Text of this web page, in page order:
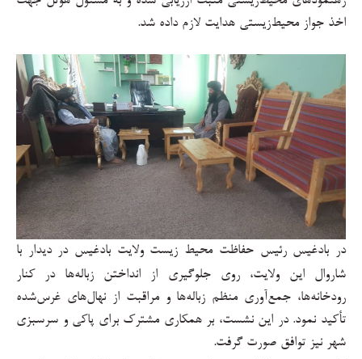
اخذ جواز محیط‌زیستی هدایت لازم داده شد.
در بادغیس رئیس حفاظت محیط زیست ولایت بادغیس در دیدار با
شاروال این ولایت، روی جلوگیری از انداختن زباله‌ها در کنار
رودخانه‌ها، جمع‌آوری منظم زباله‌ها و مراقبت از نهال‌های غرس‌شده
تأکید نمود. در این نشست، بر همکاری مشترک برای پاکی و سرسبزی
شهر نیز توافق صورت گرفت.